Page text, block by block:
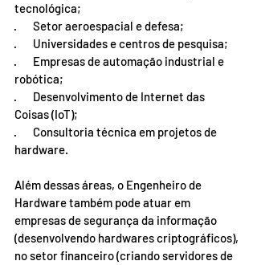
tecnológica;
·       Setor aeroespacial e defesa;
·       Universidades e centros de pesquisa;
·       Empresas de automação industrial e
robótica;
·       Desenvolvimento de Internet das
Coisas (IoT);
·       Consultoria técnica em projetos de
hardware.
Além dessas áreas, o Engenheiro de
Hardware também pode atuar em
empresas de segurança da informação
(desenvolvendo hardwares criptográficos),
no setor financeiro (criando servidores de